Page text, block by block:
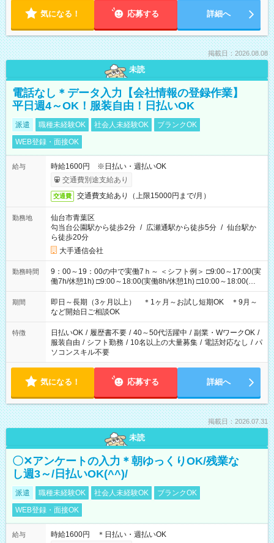
気になる！ 応募する 詳細へ
掲載日：2026.08.08
未読
電話なし＊データ入力【会社情報の登録作業】
平日週4～OK！服装自由！日払いOK
派遣 職種未経験OK 社会人未経験OK
ブランクOK
WEB登録・面接OK
給与
時給1600円 ※日払い・週払いOK
交通費別途支給あり
交通費 交通費支給あり（上限15000円まで/月）
勤務地
仙台市青葉区
勾当台公園駅から徒歩2分 / 広瀬通駅から徒歩5分 / 仙台駅か
ら徒歩20分
大手通信会社
勤務時間
9：00～19：00の中で実働7ｈ～ ＜シフト例＞ □9:00～17:00(実
働7h/休憩1h) □9:00～18:00(実働8h/休憩1h) □10:00～18:00(実
働7h/休憩1h) □10:00～19:00(実働8h/休憩1h) ＊時間固定ＯＫ
期間
即日～長期（3ヶ月以上） ＊1ヶ月～お試し短期OK ＊9月～
など開始日ご相談OK
特徴 日払いOK / 履歴書不要 / 40～50代活躍中 / 副業・WワークOK /
服装自由 / シフト勤務 / 10名以上の大量募集 / 電話対応なし / パ
ソコンスキル不要
気になる！ 応募する 詳細へ
掲載日：2026.07.31
未読
〇✕アンケートの入力＊朝ゆっくりOK/残業な
し週3～/日払いOK(^^)/
派遣 職種未経験OK 社会人未経験OK
ブランクOK
WEB登録・面接OK
給与
時給1600円 ＊日払い・週払いOK